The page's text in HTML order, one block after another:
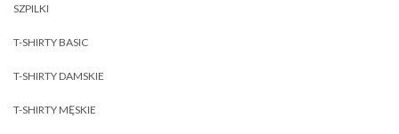
SZPILKI
T-SHIRTY BASIC
T-SHIRTY DAMSKIE
T-SHIRTY MĘSKIE